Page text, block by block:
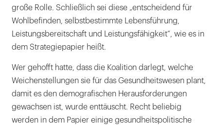
große Rolle. Schließlich sei diese „entscheidend für
Wohlbefinden, selbstbestimmte Lebensführung,
Leistungsbereitschaft und Leistungsfähigkeit“, wie es in
dem Strategiepapier heißt.
Wer gehofft hatte, dass die Koalition darlegt, welche
Weichenstellungen sie für das Gesundheitswesen plant,
damit es den demografischen Herausforderungen
gewachsen ist, wurde enttäuscht. Recht beliebig
werden in dem Papier einige gesundheitspolitische